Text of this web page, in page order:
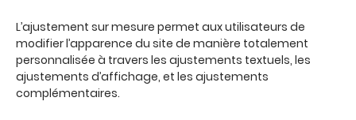
L’ajustement sur mesure permet aux utilisateurs de
modifier l’apparence du site de manière totalement
personnalisée à travers les ajustements textuels, les
ajustements d’affichage, et les ajustements
complémentaires.